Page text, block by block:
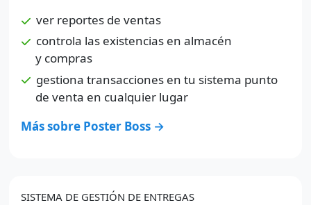
ver reportes de ventas
controla las existencias en almacén
y compras
gestiona transacciones en tu sistema punto
de venta en cualquier lugar
Más sobre Poster Boss →
SISTEMA DE GESTIÓN DE ENTREGAS